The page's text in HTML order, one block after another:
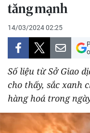
CHÍNH TRỊ
KINH TẾ
VĂN HÓA
XÃ HỘI
PHÁP LUẬT
tăng mạnh
14/03/2024 02:25
Số liệu từ Sở Giao
cho thấy, sắc xanh
hàng hoá trong